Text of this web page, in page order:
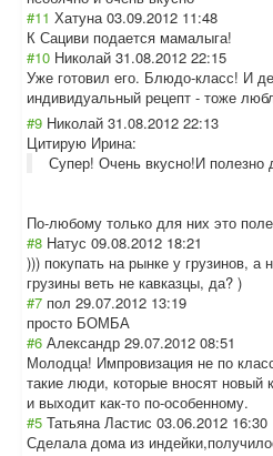
#11 Хатуна 03.09.2012 11:48
К Сациви подается мамалыга!
#10 Николай 31.08.2012 22:15
Уже готовил его. Блюдо-класс! И
индивидуальный рецепт - тоже
#9 Николай 31.08.2012 22:13
Цитирую Ирина:
Супер! Очень вкусно!И полезно
По-любому только для них это
#8 Натус 09.08.2012 18:21
))) покупать на рынке у грузинов, а
грузины веть не кавказцы, да? )
#7 пол 29.07.2012 13:19
просто БОМБА
#6 Александр 29.07.2012 08:51
Молодца! Импровизация не по
такие люди, которые вносят новый
и выходит как-то по-особенному.
#5 Татьяна Ластис 03.06.2012 16:30
Сделала дома из индейки,получил